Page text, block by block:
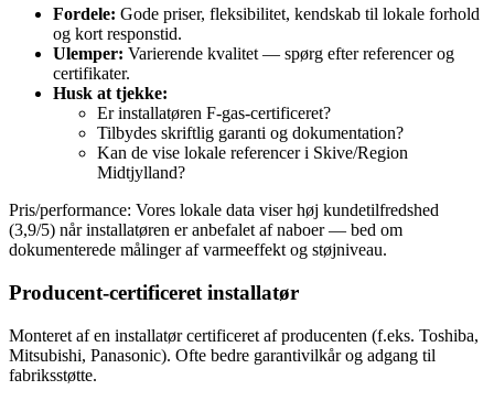
Fordele: Gode priser, fleksibilitet, kendskab til lokale forhold
og kort responstid.
Ulemper: Varierende kvalitet — spørg efter referencer og
certifikater.
Husk at tjekke:
Er installatøren F-gas‑certificeret?
Tilbydes skriftlig garanti og dokumentation?
Kan de vise lokale referencer i Skive/Region
Midtjylland?
Pris/performance: Vores lokale data viser høj kundetilfredshed
(3,9/5) når installatøren er anbefalet af naboer — bed om
dokumenterede målinger af varmeeffekt og støjniveau.
Producent‑certificeret installatør
Monteret af en installatør certificeret af producenten (f.eks. Toshiba,
Mitsubishi, Panasonic). Ofte bedre garantivilkår og adgang til
fabriksstøtte.